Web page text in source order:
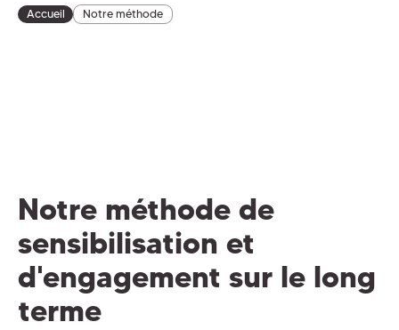
Accueil Notre méthode
Notre méthode de
sensibilisation et
d'engagement sur le long
terme